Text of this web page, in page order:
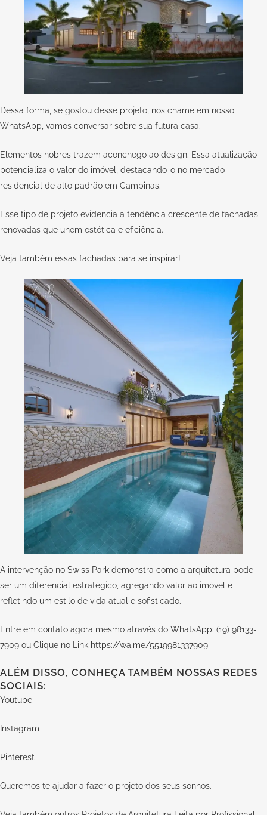
Dessa forma, se gostou desse projeto, nos chame em nosso
WhatsApp, vamos conversar sobre sua futura casa.
Elementos nobres trazem aconchego ao design. Essa atualização
potencializa o valor do imóvel, destacando-o no mercado
residencial de alto padrão em Campinas.
Esse tipo de projeto evidencia a tendência crescente de fachadas
renovadas que unem estética e eficiência.
Veja também essas fachadas para se inspirar!
A intervenção no Swiss Park demonstra como a arquitetura pode
ser um diferencial estratégico, agregando valor ao imóvel e
refletindo um estilo de vida atual e sofisticado.
Entre em contato agora mesmo através do WhatsApp: (19) 98133-
7909 ou Clique no Link https://wa.me/5519981337909
ALÉM DISSO, CONHEÇA TAMBÉM NOSSAS REDES
SOCIAIS:
Youtube
Instagram
Pinterest
Queremos te ajudar a fazer o projeto dos seus sonhos.